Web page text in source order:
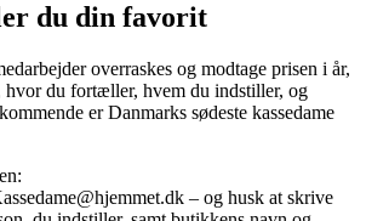
du din favorit
overraskes og modtage prisen i år,
hvor du fortæller, hvem du indstiller, og
er Danmarks sødeste kassedame
– og husk at skrive